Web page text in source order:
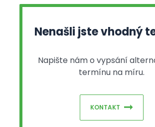
Nenašli jste vhodný
Napište nám o vypsání
termínu na míru.
KONTAKT